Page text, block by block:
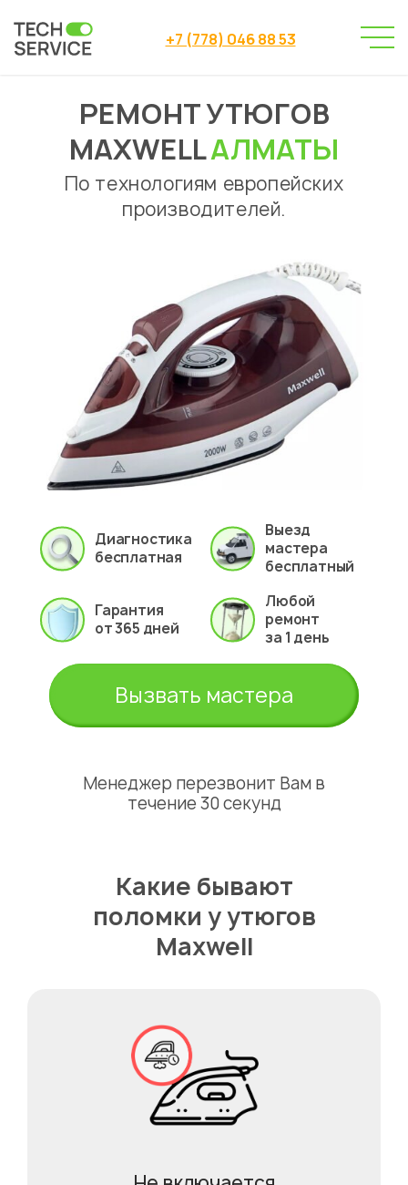
+7 (778) 046 88 53
Сервисный центр → Ремонт утюгов
Ремонт утюгов Maxwell Алматы
РЕМОНТ УТЮГОВ
MAXWELLАЛМАТЫ
По технологиям европейских
производителей.
Диагностика
бесплатная
Выезд
мастера
бесплатный
Гарантия
от 365 дней
Любой
ремонт
за 1 день
Вызвать мастера
Менеджер перезвонит Вам в
течение 30 секунд
Какие бывают
поломки у утюгов
Maxwell